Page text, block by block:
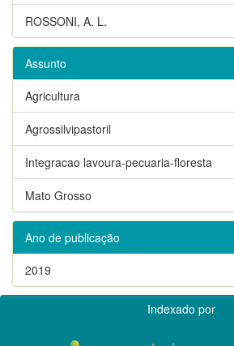
ROSSONI, A. L.
Assunto
Agricultura
Agrossilvipastoril
Integracao lavoura-pecuaria-floresta
Mato Grosso
Ano de publicação
2019
Indexado por